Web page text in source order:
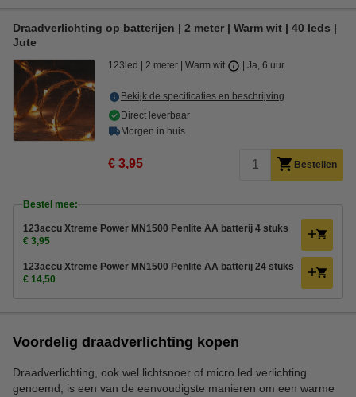
Draadverlichting op batterijen | 2 meter | Warm wit | 40 leds |
Jute
123led 2 meter Warm wit Ja, 6 uur
Bekijk de specificaties en beschrijving
Direct leverbaar
Morgen in huis
€ 3,95 Bestellen
Bestel mee:
123accu Xtreme Power MN1500 Penlite AA batterij 4 stuks
€ 3,95
123accu Xtreme Power MN1500 Penlite AA batterij 24 stuks
€ 14,50
Voordelig draadverlichting kopen
Draadverlichting, ook wel lichtsnoer of micro led verlichting
genoemd, is een van de eenvoudigste manieren om een warme